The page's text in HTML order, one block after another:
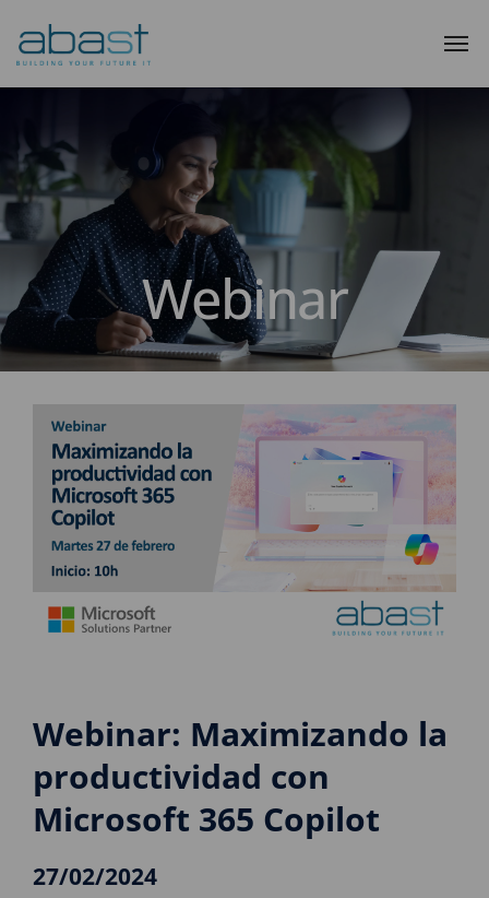
Webinar
Webinar: Maximizando la
productividad con
Microsoft 365 Copilot
27/02/2024